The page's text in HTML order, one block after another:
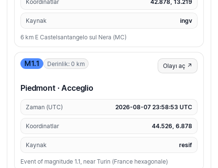
Koordinatlar 42.878, 13.219
Kaynak ingv
6 km E Castelsantangelo sul Nera (MC)
M1.1 Derinlik: 0 km Olayı aç ↗
Piedmont · Acceglio
Zaman (UTC) 2026-08-07 23:58:53 UTC
Koordinatlar 44.526, 6.878
Kaynak resif
Event of magnitude 1.1, near Turin (France hexagonale)